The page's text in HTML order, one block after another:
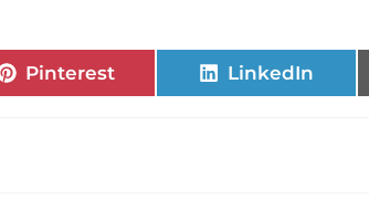
Pinterest LinkedIn